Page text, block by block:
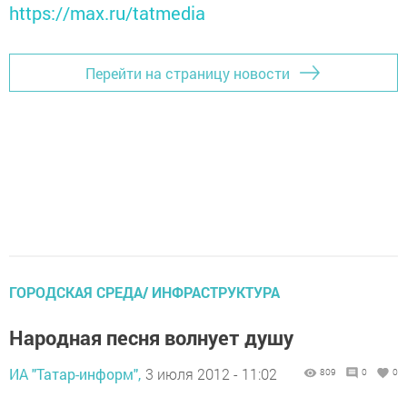
https://max.ru/tatmedia
Перейти на страницу новости
ГОРОДСКАЯ СРЕДА/ ИНФРАСТРУКТУРА
Народная песня волнует душу
ИА "Татар-информ", 3 июля 2012 - 11:02 809 0 0